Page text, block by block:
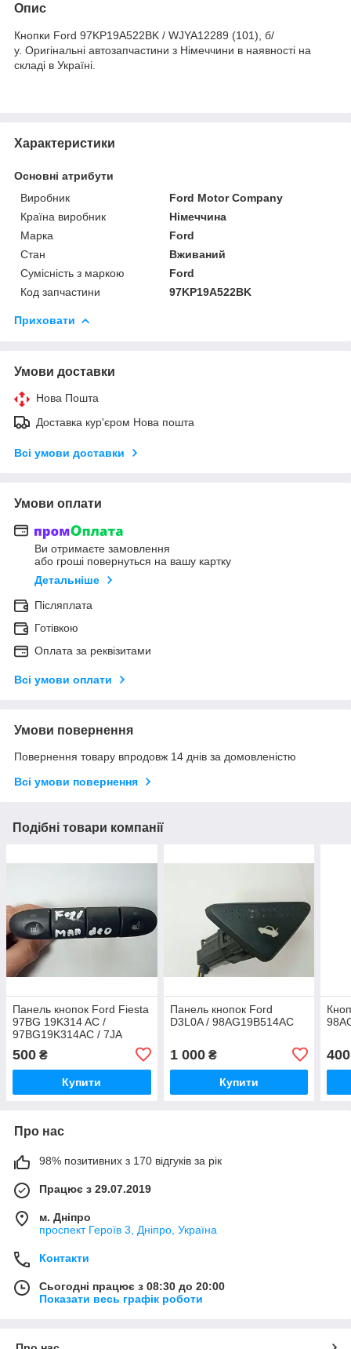
Опис
Кнопки Ford 97KP19A522BK / WJYA12289 (101), б/
у. Оригінальні автозапчастини з Німеччини в наявності на
складі в Україні.
Характеристики
Основні атрибути
Виробник
Ford Motor Company
Країна виробник
Німеччина
Марка
Ford
Стан
Вживаний
Сумісність з маркою
Ford
Код запчастини
97KP19A522BK
Приховати
Умови доставки
Нова Пошта
Доставка кур'єром Нова пошта
Всі умови доставки
Умови оплати
Ви отримаєте замовлення
або гроші повернуться на вашу картку
Детальніше
Післяплата
Готівкою
Оплата за реквізитами
Всі умови оплати
Умови повернення
Повернення товару впродовж 14 днів за домовленістю
Всі умови повернення
Подібні товари компанії
Панель кнопок Ford Fiesta
97BG 19K314 AC /
97BG19K314AC / 7JA
500 ₴
Купити
Панель кнопок Ford
D3L0A / 98AG19B514AC
1 000₴
Купити
400
Про нас
98% позитивних з 170 відгуків за рік
Працює з 29.07.2019
м. Дніпро
проспект Героїв 3, Дніпро, Україна
Контакти
Сьогодні працює з 08:30 до 20:00
Показати весь графік роботи